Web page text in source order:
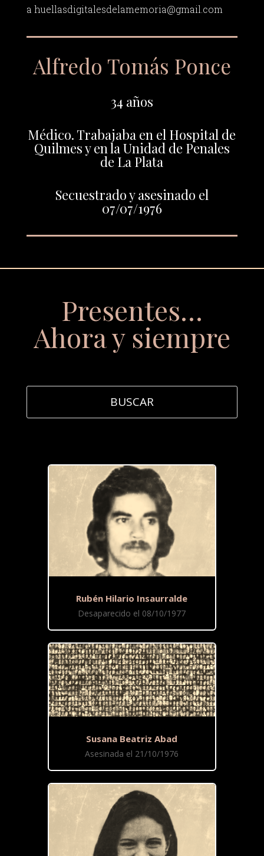
a huellasdigitalesdelamemoria@gmail.com
Alfredo Tomás Ponce
34 años
Médico. Trabajaba en el Hospital de
Quilmes y en la Unidad de Penales
de La Plata
Secuestrado y asesinado el
07/07/1976
Presentes…
Ahora y siempre
Rubén Hilario Insaurralde
Desaparecido el 08/10/1977
Susana Beatriz Abad
Asesinada el 21/10/1976